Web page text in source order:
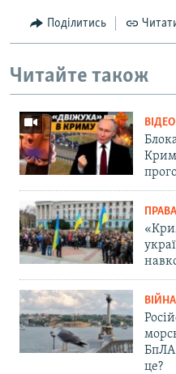
Поділитись
Читайте також
ВІДЕО
Крим
БпЛА
це?